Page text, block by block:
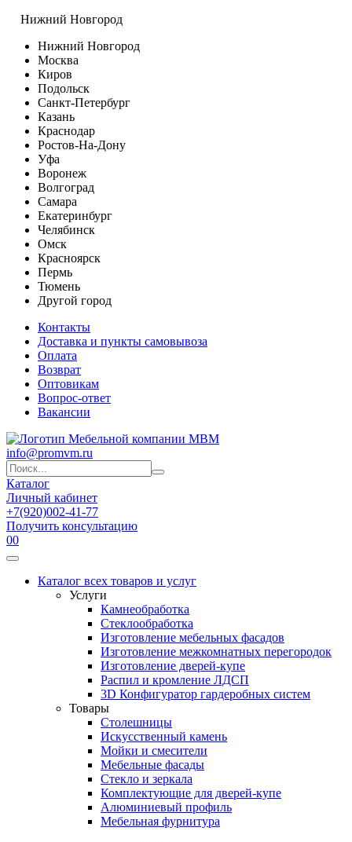
Нижний Новгород
Нижний Новгород
Москва
Киров
Подольск
Санкт-Петербург
Казань
Краснодар
Ростов-На-Дону
Уфа
Воронеж
Волгоград
Самара
Екатеринбург
Челябинск
Омск
Красноярск
Пермь
Тюмень
Другой город
Контакты
Доставка и пункты самовывоза
Оплата
Возврат
Оптовикам
Вопрос-ответ
Вакансии
info@promvm.ru
Каталог
Личный кабинет
+7(920)002-41-77
Получить консультацию
00
Каталог всех товаров и услуг
Услуги
Камнеобработка
Стеклообработка
Изготовление мебельных фасадов
Изготовление межкомнатных перегородок
Изготовление дверей-купе
Распил и кромление ЛДСП
3D Конфигуратор гардеробных систем
Товары
Столешницы
Искусственный камень
Мойки и смесители
Мебельные фасады
Стекло и зеркала
Комплектующие для дверей-купе
Алюминиевый профиль
Мебельная фурнитура